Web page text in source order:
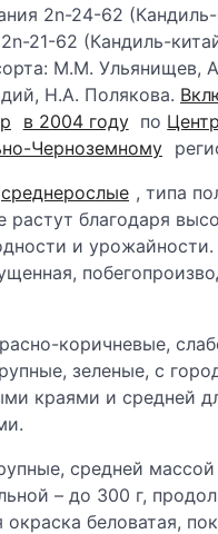
2n-24-62
21-62 (Кандиль-
М.М. Ульянищев,
Н.А. Полякова.
в 2004 году по
Черноземному
среднерослые , типа
растут благодаря
и урожайности.
коричневые,
зеленые, с
краями и средней
средней массой
– до 300 г,
окраска беловатая,